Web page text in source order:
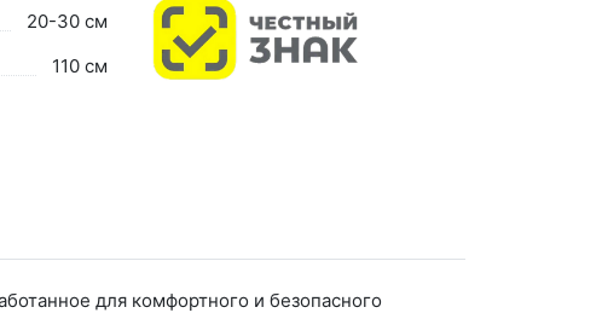
20-30 см
110 см
для комфортного и безопасного